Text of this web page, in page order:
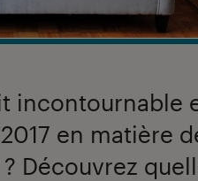
incontournable
en matière
Découvrez